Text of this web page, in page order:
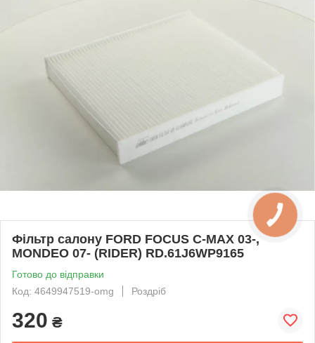
Фільтр салону FORD FOCUS C-MAX 03-,
MONDEO 07- (RIDER) RD.61J6WP9165
Готово до відправки
Код: 4649947519-omg
Роздріб
320 ₴